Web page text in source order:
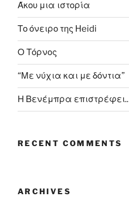
Άκου μια ιστορία
Το όνειρο της Heidi
Ο Τόρνος
“Με νύχια και με δόντια”
Η Βενέμπρα επιστρέφει..
RECENT COMMENTS
ARCHIVES